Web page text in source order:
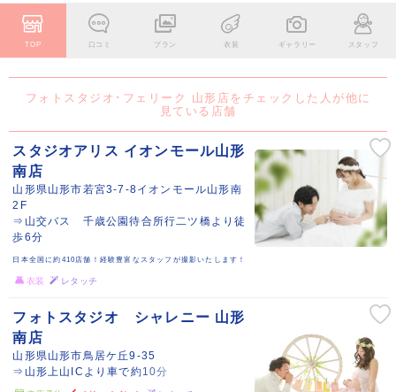
TOP 口コミ プラン 衣装 ギャラリー スタッフ
フォトスタジオ･フェリーク 山形店をチェックした人が他に
見ている店舗
スタジオアリス イオンモール山形
南店
山形県山形市若宮3-7-8イオンモール山形南
2F
⇒山交バス 千歳公園待合所行二ツ橋より徒
歩6分
日本全国に約410店舗！経験豊富なスタッフが撮影いたします！
衣装 レタッチ
フォトスタジオ シャレニー 山形
南店
山形県山形市鳥居ケ丘9-35
⇒山形上山ICより車で約10分